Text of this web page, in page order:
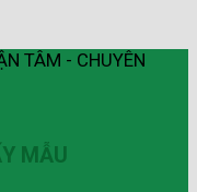
TÂM - CHUYÊN
MẪU